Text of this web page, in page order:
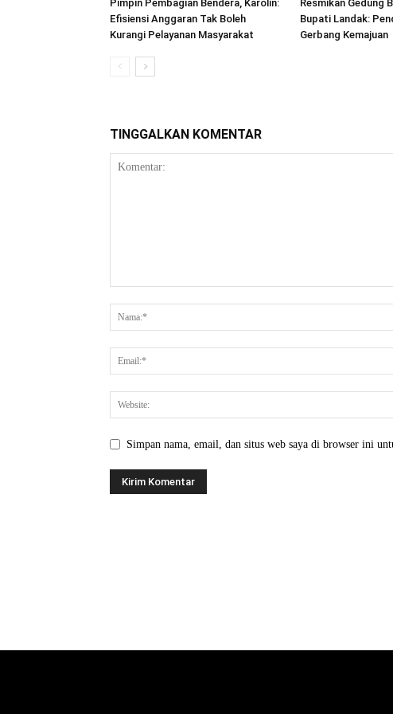
Pimpin Pembagian Bendera, Karolin:
Efisiensi Anggaran Tak Boleh
Kurangi Pelayanan Masyarakat
Resmikan Gedung
Bupati Landak:
Gerbang Kemajuan
TINGGALKAN KOMENTAR
Simpan nama, email, dan situs web saya di browser ini